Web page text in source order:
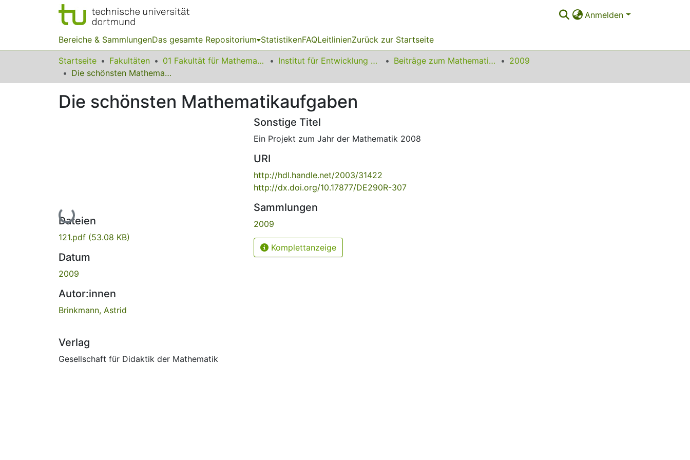
Anmelden
Bereiche & SammlungenDas gesamte Repositorium StatistikenFAQLeitlinienZurück zur Startseite
Startseite Fakultäten 01 Fakultät für Mathematik Institut für Entwicklung und Erforschung des Mathematikunterrichts Beiträge zum Mathematikunterricht
2009
Die schönsten Mathematikaufgaben
Die schönsten Mathematikaufgaben
Lade...
Dateien
121.pdf (53.08 KB)
Datum
2009
Autor:innen
Brinkmann, Astrid
Verlag
Gesellschaft für Didaktik der Mathematik
Sonstige Titel
Ein Projekt zum Jahr der Mathematik 2008
URI
http://hdl.handle.net/2003/31422
http://dx.doi.org/10.17877/DE290R-307
Sammlungen
2009
Komplettanzeige